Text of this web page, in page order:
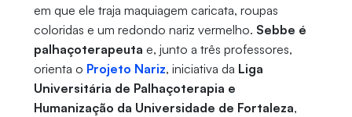
em que ele traja maquiagem caricata, roupas
coloridas e um redondo nariz vermelho. Sebbe é
palhaçoterapeuta e, junto a três professores,
orienta o Projeto Nariz, iniciativa da Liga
Universitária de Palhaçoterapia e
Humanização da Universidade de Fortaleza,